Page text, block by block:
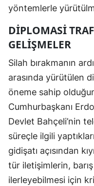
yöntemlerle
DIPLOMASI
GELIŞMELER
Silah bırakmanın
arasında yürütülen
öneme sahip
Cumhurbaşkanı
Devlet Bahçeli’nin
süreçle ilgili
gidişatı açısından
tür iletişimlerin,
ilerleyebilmesi için